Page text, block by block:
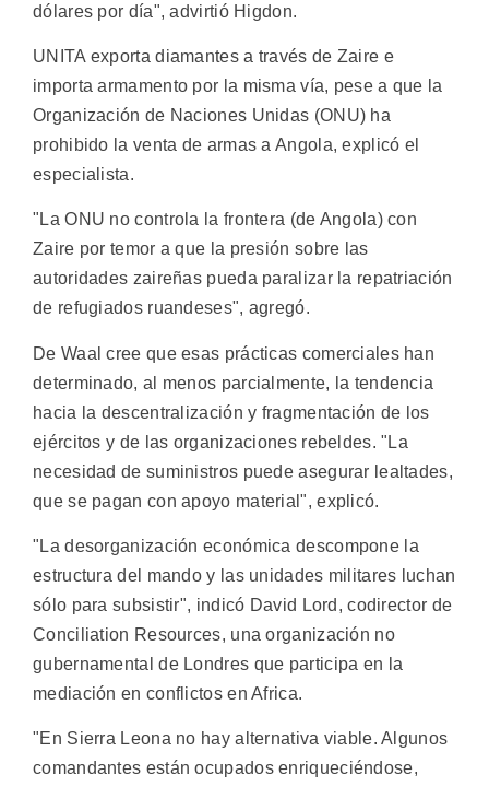
dólares por día", advirtió Higdon.
UNITA exporta diamantes a través de Zaire e
importa armamento por la misma vía, pese a que la
Organización de Naciones Unidas (ONU) ha
prohibido la venta de armas a Angola, explicó el
especialista.
"La ONU no controla la frontera (de Angola) con
Zaire por temor a que la presión sobre las
autoridades zaireñas pueda paralizar la repatriación
de refugiados ruandeses", agregó.
De Waal cree que esas prácticas comerciales han
determinado, al menos parcialmente, la tendencia
hacia la descentralización y fragmentación de los
ejércitos y de las organizaciones rebeldes. "La
necesidad de suministros puede asegurar lealtades,
que se pagan con apoyo material", explicó.
"La desorganización económica descompone la
estructura del mando y las unidades militares luchan
sólo para subsistir", indicó David Lord, codirector de
Conciliation Resources, una organización no
gubernamental de Londres que participa en la
mediación en conflictos en Africa.
"En Sierra Leona no hay alternativa viable. Algunos
comandantes están ocupados enriqueciéndose,